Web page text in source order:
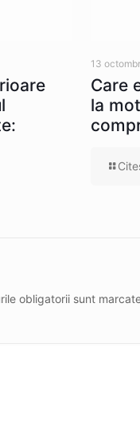
13
Care
la
obligatorii sunt